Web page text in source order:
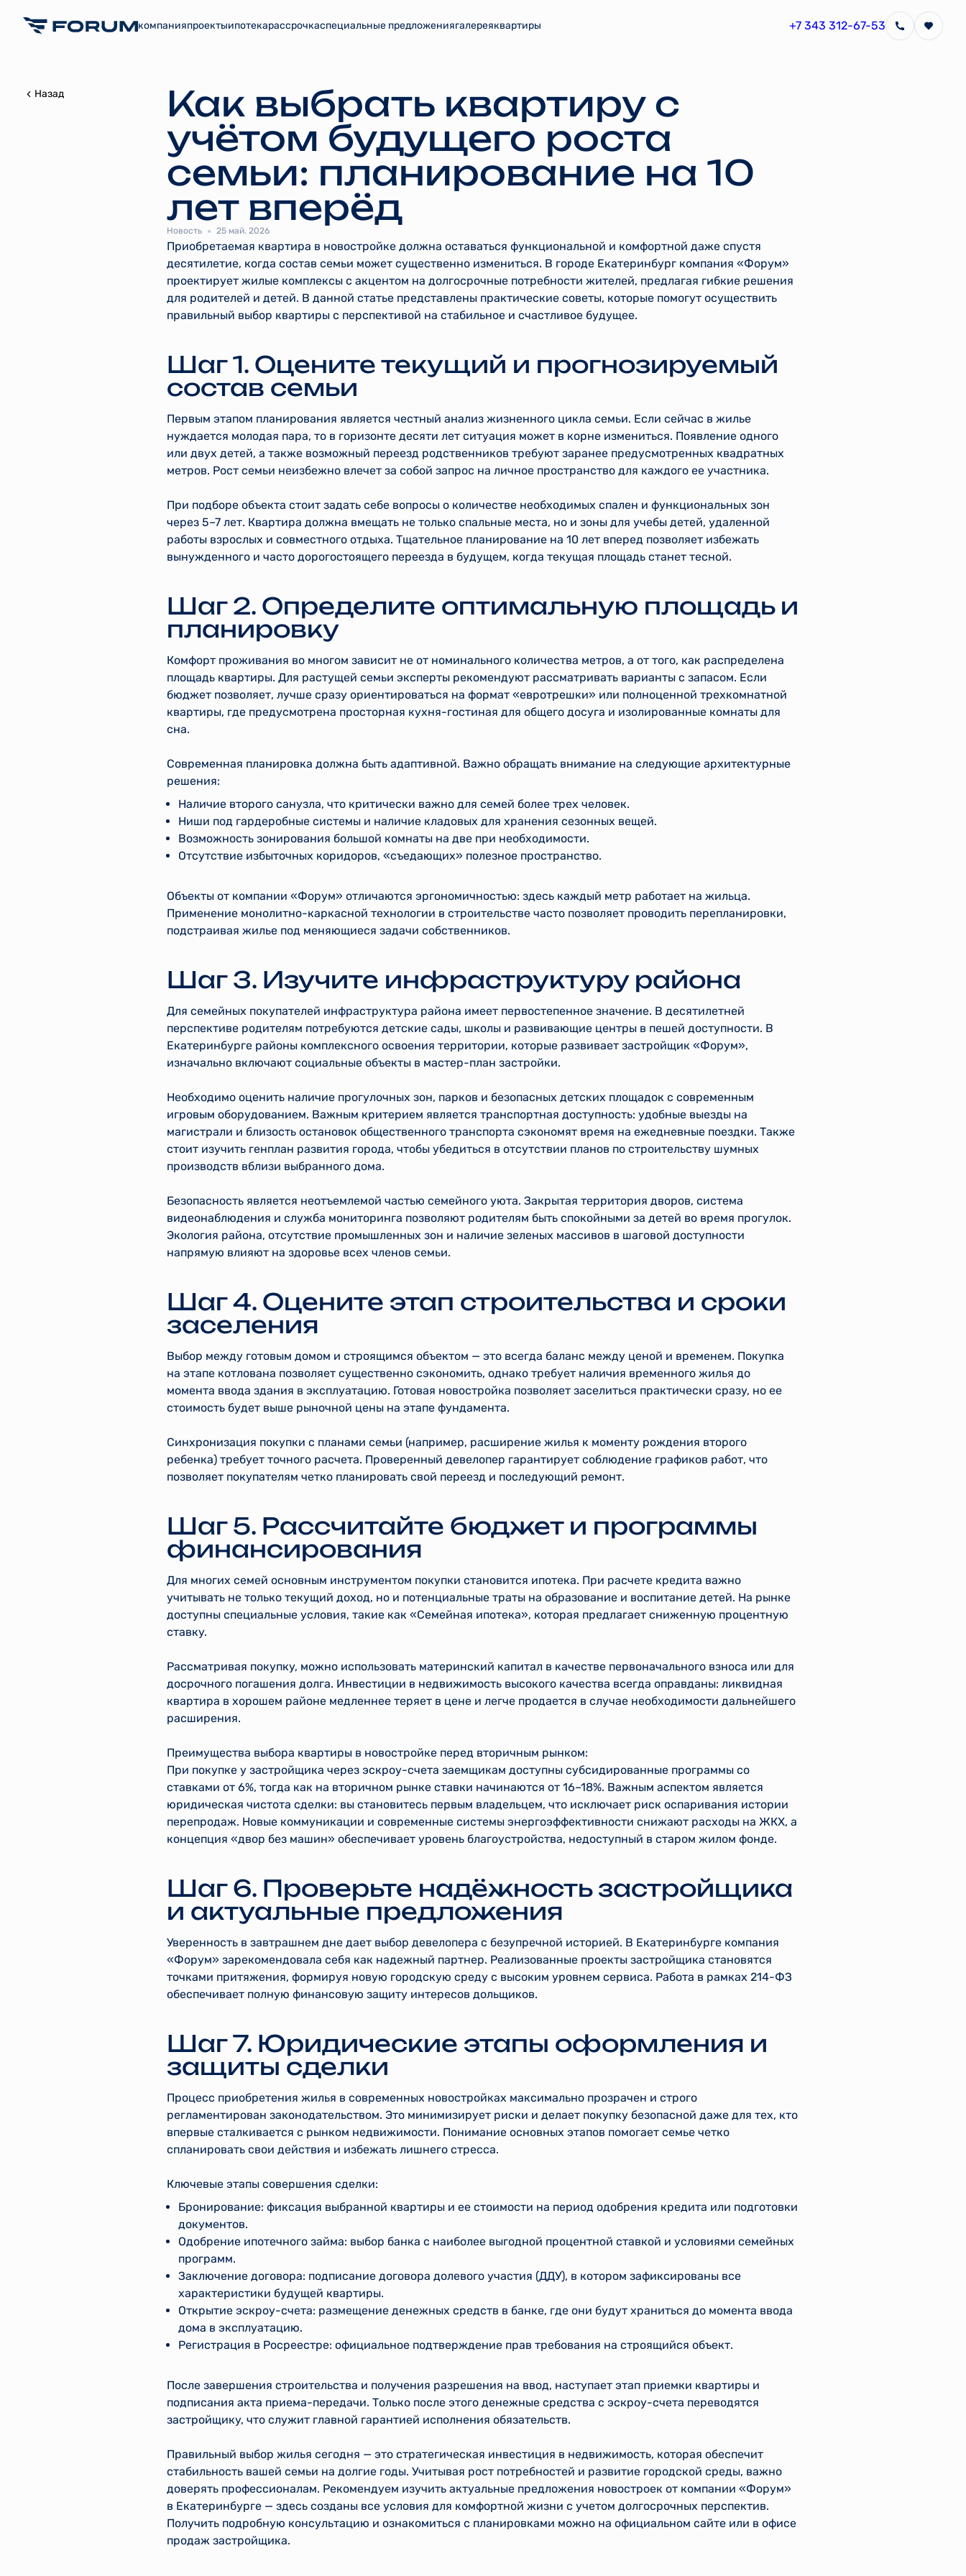
компанияпроектыипотекарассрочкаспециальные предложениягалереяквартиры +7 343 312-67-53
Назад
Как выбрать квартиру с
учётом будущего роста
семьи: планирование на 10
лет вперёд
Новость 25 май. 2026
Приобретаемая квартира в новостройке должна оставаться функциональной и комфортной даже спустя
десятилетие, когда состав семьи может существенно измениться. В городе Екатеринбург компания «Форум»
проектирует жилые комплексы с акцентом на долгосрочные потребности жителей, предлагая гибкие решения
для родителей и детей. В данной статье представлены практические советы, которые помогут осуществить
правильный выбор квартиры с перспективой на стабильное и счастливое будущее.
Шаг 1. Оцените текущий и прогнозируемый
состав семьи
Первым этапом планирования является честный анализ жизненного цикла семьи. Если сейчас в жилье
нуждается молодая пара, то в горизонте десяти лет ситуация может в корне измениться. Появление одного
или двух детей, а также возможный переезд родственников требуют заранее предусмотренных квадратных
метров. Рост семьи неизбежно влечет за собой запрос на личное пространство для каждого ее участника.
При подборе объекта стоит задать себе вопросы о количестве необходимых спален и функциональных зон
через 5–7 лет. Квартира должна вмещать не только спальные места, но и зоны для учебы детей, удаленной
работы взрослых и совместного отдыха. Тщательное планирование на 10 лет вперед позволяет избежать
вынужденного и часто дорогостоящего переезда в будущем, когда текущая площадь станет тесной.
Шаг 2. Определите оптимальную площадь и
планировку
Комфорт проживания во многом зависит не от номинального количества метров, а от того, как распределена
площадь квартиры. Для растущей семьи эксперты рекомендуют рассматривать варианты с запасом. Если
бюджет позволяет, лучше сразу ориентироваться на формат «евротрешки» или полноценной трехкомнатной
квартиры, где предусмотрена просторная кухня-гостиная для общего досуга и изолированные комнаты для
сна.
Современная планировка должна быть адаптивной. Важно обращать внимание на следующие архитектурные
решения:
Наличие второго санузла, что критически важно для семей более трех человек.
Ниши под гардеробные системы и наличие кладовых для хранения сезонных вещей.
Возможность зонирования большой комнаты на две при необходимости.
Отсутствие избыточных коридоров, «съедающих» полезное пространство.
Объекты от компании «Форум» отличаются эргономичностью: здесь каждый метр работает на жильца.
Применение монолитно-каркасной технологии в строительстве часто позволяет проводить перепланировки,
подстраивая жилье под меняющиеся задачи собственников.
Шаг 3. Изучите инфраструктуру района
Для семейных покупателей инфраструктура района имеет первостепенное значение. В десятилетней
перспективе родителям потребуются детские сады, школы и развивающие центры в пешей доступности. В
Екатеринбурге районы комплексного освоения территории, которые развивает застройщик «Форум»,
изначально включают социальные объекты в мастер-план застройки.
Необходимо оценить наличие прогулочных зон, парков и безопасных детских площадок с современным
игровым оборудованием. Важным критерием является транспортная доступность: удобные выезды на
магистрали и близость остановок общественного транспорта сэкономят время на ежедневные поездки. Также
стоит изучить генплан развития города, чтобы убедиться в отсутствии планов по строительству шумных
производств вблизи выбранного дома.
Безопасность является неотъемлемой частью семейного уюта. Закрытая территория дворов, система
видеонаблюдения и служба мониторинга позволяют родителям быть спокойными за детей во время прогулок.
Экология района, отсутствие промышленных зон и наличие зеленых массивов в шаговой доступности
напрямую влияют на здоровье всех членов семьи.
Шаг 4. Оцените этап строительства и сроки
заселения
Выбор между готовым домом и строящимся объектом — это всегда баланс между ценой и временем. Покупка
на этапе котлована позволяет существенно сэкономить, однако требует наличия временного жилья до
момента ввода здания в эксплуатацию. Готовая новостройка позволяет заселиться практически сразу, но ее
стоимость будет выше рыночной цены на этапе фундамента.
Синхронизация покупки с планами семьи (например, расширение жилья к моменту рождения второго
ребенка) требует точного расчета. Проверенный девелопер гарантирует соблюдение графиков работ, что
позволяет покупателям четко планировать свой переезд и последующий ремонт.
Шаг 5. Рассчитайте бюджет и программы
финансирования
Для многих семей основным инструментом покупки становится ипотека. При расчете кредита важно
учитывать не только текущий доход, но и потенциальные траты на образование и воспитание детей. На рынке
доступны специальные условия, такие как «Семейная ипотека», которая предлагает сниженную процентную
ставку.
Рассматривая покупку, можно использовать материнский капитал в качестве первоначального взноса или для
досрочного погашения долга. Инвестиции в недвижимость высокого качества всегда оправданы: ликвидная
квартира в хорошем районе медленнее теряет в цене и легче продается в случае необходимости дальнейшего
расширения.
Преимущества выбора квартиры в новостройке перед вторичным рынком:
При покупке у застройщика через эскроу-счета заемщикам доступны субсидированные программы со
ставками от 6%, тогда как на вторичном рынке ставки начинаются от 16–18%. Важным аспектом является
юридическая чистота сделки: вы становитесь первым владельцем, что исключает риск оспаривания истории
перепродаж. Новые коммуникации и современные системы энергоэффективности снижают расходы на ЖКХ, а
концепция «двор без машин» обеспечивает уровень благоустройства, недоступный в старом жилом фонде.
Шаг 6. Проверьте надёжность застройщика
и актуальные предложения
Уверенность в завтрашнем дне дает выбор девелопера с безупречной историей. В Екатеринбурге компания
«Форум» зарекомендовала себя как надежный партнер. Реализованные проекты застройщика становятся
точками притяжения, формируя новую городскую среду с высоким уровнем сервиса. Работа в рамках 214-ФЗ
обеспечивает полную финансовую защиту интересов дольщиков.
Шаг 7. Юридические этапы оформления и
защиты сделки
Процесс приобретения жилья в современных новостройках максимально прозрачен и строго
регламентирован законодательством. Это минимизирует риски и делает покупку безопасной даже для тех, кто
впервые сталкивается с рынком недвижимости. Понимание основных этапов помогает семье четко
спланировать свои действия и избежать лишнего стресса.
Ключевые этапы совершения сделки:
Бронирование: фиксация выбранной квартиры и ее стоимости на период одобрения кредита или подготовки
документов.
Одобрение ипотечного займа: выбор банка с наиболее выгодной процентной ставкой и условиями семейных
программ.
Заключение договора: подписание договора долевого участия (ДДУ), в котором зафиксированы все
характеристики будущей квартиры.
Открытие эскроу-счета: размещение денежных средств в банке, где они будут храниться до момента ввода
дома в эксплуатацию.
Регистрация в Росреестре: официальное подтверждение прав требования на строящийся объект.
После завершения строительства и получения разрешения на ввод, наступает этап приемки квартиры и
подписания акта приема-передачи. Только после этого денежные средства с эскроу-счета переводятся
застройщику, что служит главной гарантией исполнения обязательств.
Правильный выбор жилья сегодня — это стратегическая инвестиция в недвижимость, которая обеспечит
стабильность вашей семьи на долгие годы. Учитывая рост потребностей и развитие городской среды, важно
доверять профессионалам. Рекомендуем изучить актуальные предложения новостроек от компании «Форум»
в Екатеринбурге — здесь созданы все условия для комфортной жизни с учетом долгосрочных перспектив.
Получить подробную консультацию и ознакомиться с планировками можно на официальном сайте или в офисе
продаж застройщика.